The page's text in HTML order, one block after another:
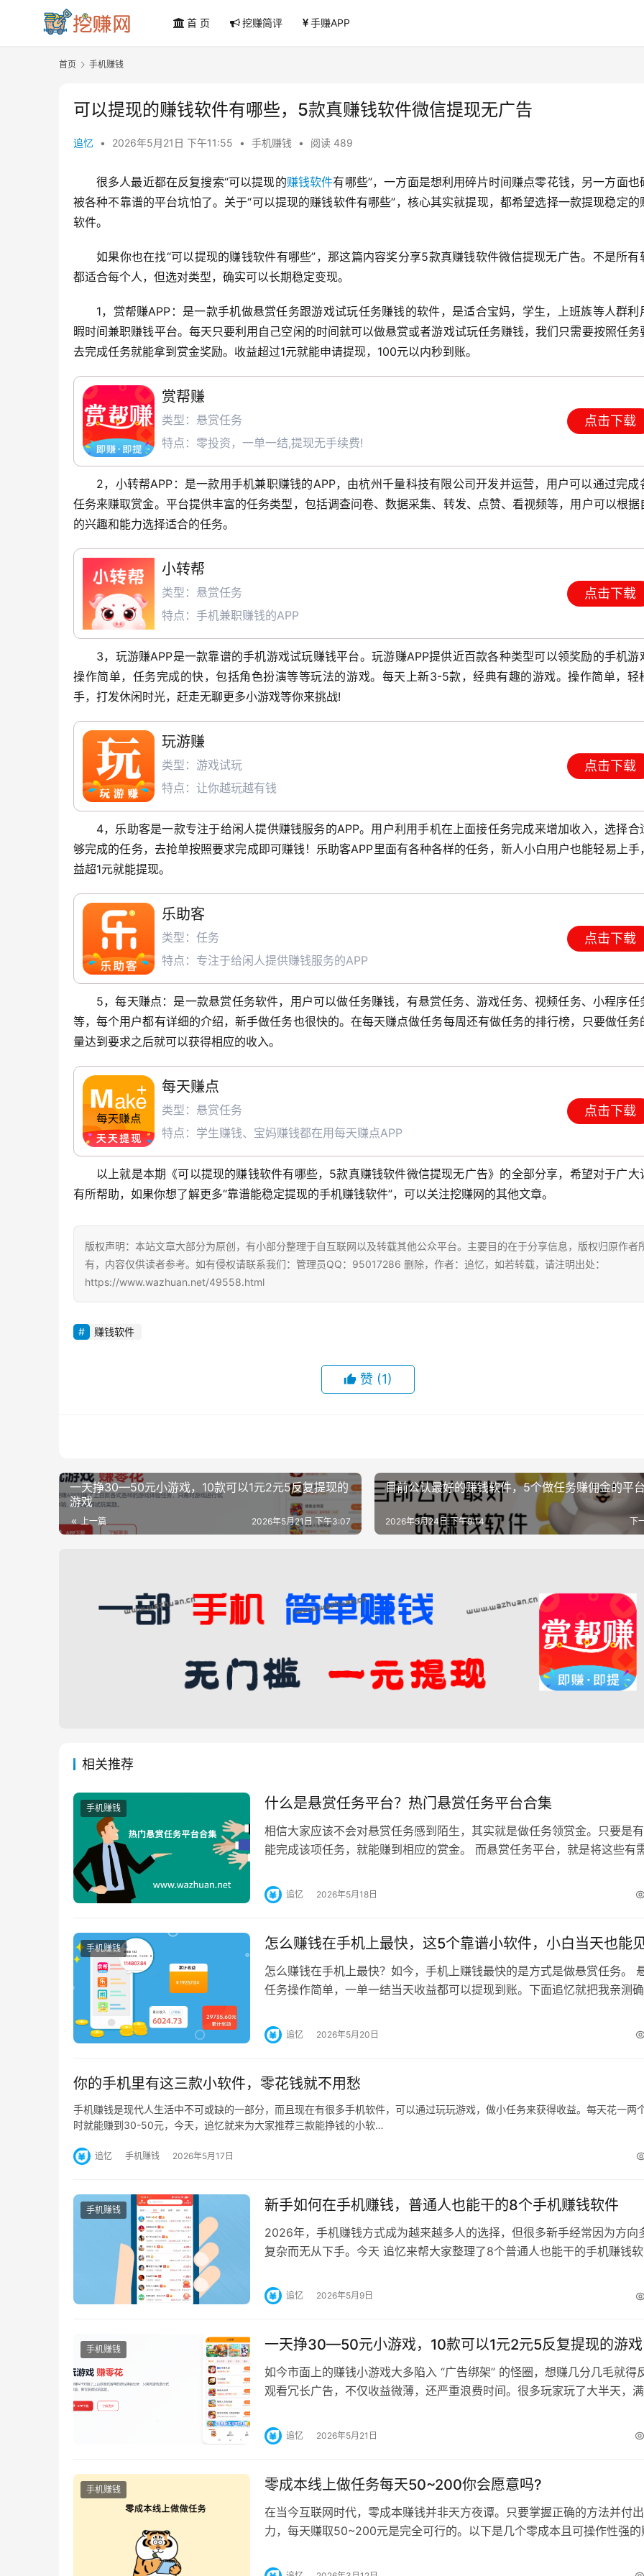
首 页 挖赚简评 手赚APP
首页 手机赚钱
可以提现的赚钱软件有哪些，5款真赚钱软件微信提现无广告
追忆 • 2026年5月21日 下午11:55 • 手机赚钱 • 阅读 489
很多人最近都在反复搜索“可以提现的赚钱软件有哪些”，一方面是想利用碎片时间赚点零花钱，另一方面也
被各种不靠谱的平台坑怕了。关于“可以提现的赚钱软件有哪些”，核心其实就提现，都希望选择一款提现稳定的
软件。
如果你也在找“可以提现的赚钱软件有哪些”，那这篇内容奖分享5款真赚钱软件微信提现无广告。不是所有
都适合每个人，但选对类型，确实可以长期稳定变现。
1，赏帮赚APP：是一款手机做悬赏任务跟游戏试玩任务赚钱的软件，是适合宝妈，学生，上班族等人群利
暇时间兼职赚钱平台。每天只要利用自己空闲的时间就可以做悬赏或者游戏试玩任务赚钱，我们只需要按照任务
去完成任务就能拿到赏金奖励。收益超过1元就能申请提现，100元以内秒到账。
赏帮赚
类型：悬赏任务
特点：零投资，一单一结,提现无手续费!
点击下载
2，小转帮APP：是一款用手机兼职赚钱的APP，由杭州千量科技有限公司开发并运营，用户可以通过完成
任务来赚取赏金。平台提供丰富的任务类型，包括调查问卷、数据采集、转发、点赞、看视频等，用户可以根据
的兴趣和能力选择适合的任务。
小转帮
类型：悬赏任务
特点：手机兼职赚钱的APP
点击下载
3，玩游赚APP是一款靠谱的手机游戏试玩赚钱平台。玩游赚APP提供近百款各种类型可以领奖励的手机游
操作简单，任务完成的快，包括角色扮演等等玩法的游戏。每天上新3-5款，经典有趣的游戏。操作简单，轻
手，打发休闲时光，赶走无聊更多小游戏等你来挑战!
玩游赚
类型：游戏试玩
特点：让你越玩越有钱
点击下载
4，乐助客是一款专注于给闲人提供赚钱服务的APP。用户利用手机在上面接任务完成来增加收入，选择合
够完成的任务，去抢单按照要求完成即可赚钱！乐助客APP里面有各种各样的任务，新人小白用户也能轻易上手
益超1元就能提现。
乐助客
类型：任务
特点：专注于给闲人提供赚钱服务的APP
点击下载
5，每天赚点：是一款悬赏任务软件，用户可以做任务赚钱，有悬赏任务、游戏任务、视频任务、小程序任
等，每个用户都有详细的介绍，新手做任务也很快的。在每天赚点做任务每周还有做任务的排行榜，只要做任务
量达到要求之后就可以获得相应的收入。
每天赚点
类型：悬赏任务
特点：学生赚钱、宝妈赚钱都在用每天赚点APP
点击下载
以上就是本期《可以提现的赚钱软件有哪些，5款真赚钱软件微信提现无广告》的全部分享，希望对于广大
有所帮助，如果你想了解更多“靠谱能稳定提现的手机赚钱软件”，可以关注挖赚网的其他文章。
版权声明：本站文章大部分为原创，有小部分整理于自互联网以及转载其他公众平台。主要目的在于分享信息，版权归原作者
有，内容仅供读者参考。如有侵权请联系我们：管理员QQ：95017286 删除，作者：追忆，如若转载，请注明出处：
https://www.wazhuan.net/49558.html
赚钱软件
赞 (1)
一天挣30—50元小游戏，10款可以1元2元5反复提现的
游戏
上一篇 2026年5月21日 下午3:07
目前公认最好的赚钱软件，5个做任务赚佣金的平
下
2026年5月24日 下午9:14
相关推荐
手机赚钱 什么是悬赏任务平台？热门悬赏任务平台合集
相信大家应该不会对悬赏任务感到陌生，其实就是做任务领赏金。只要是
能完成该项任务，就能赚到相应的赏金。 而悬赏任务平台，就是将这些有
追忆 2026年5月18日
手机赚钱 怎么赚钱在手机上最快，这5个靠谱小软件，小白当天也能
怎么赚钱在手机上最快？如今，手机上赚钱最快的是方式是做悬赏任务。
任务操作简单，一单一结当天收益都可以提现到账。下面追忆就把我亲测
追忆 2026年5月20日
你的手机里有这三款小软件，零花钱就不用愁
手机赚钱是现代人生活中不可或缺的一部分，而且现在有很多手机软件，可以通过玩玩游戏，做小任务来获得收益。每天花一两
时就能赚到30-50元，今天，追忆就来为大家推荐三款能挣钱的小软…
追忆 手机赚钱 2026年5月17日
手机赚钱 新手如何在手机赚钱，普通人也能干的8个手机赚钱软件
2026年，手机赚钱方式成为越来越多人的选择，但很多新手经常因为方向
复杂而无从下手。今天 追忆来帮大家整理了8个普通人也能干的手机赚钱软
追忆 2026年5月9日
手机赚钱 一天挣30—50元小游戏，10款可以1元2元5反复提现的游戏
如今市面上的赚钱小游戏大多陷入 “广告绑架” 的怪圈，想赚几分几毛就得
观看冗长广告，不仅收益微薄，还严重浪费时间。很多玩家玩了大半天，
追忆 2026年5月21日
手机赚钱 零成本线上做任务每天50~200你会愿意吗?
在当今互联网时代，零成本赚钱并非天方夜谭。只要掌握正确的方法并付
力，每天赚取50~200元是完全可行的。以下是几个零成本且可操作性强的